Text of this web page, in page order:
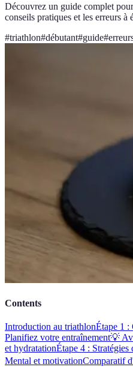
Découvrez un guide complet
conseils pratiques et les erreurs à
#triathlon#débutant#guide#
Contents
Introduction au triathlonÉtape 1 :
Planifiez votre entraînement💡
et hydratationÉtape 4 : Stratégies
Mental et motivationComparatif